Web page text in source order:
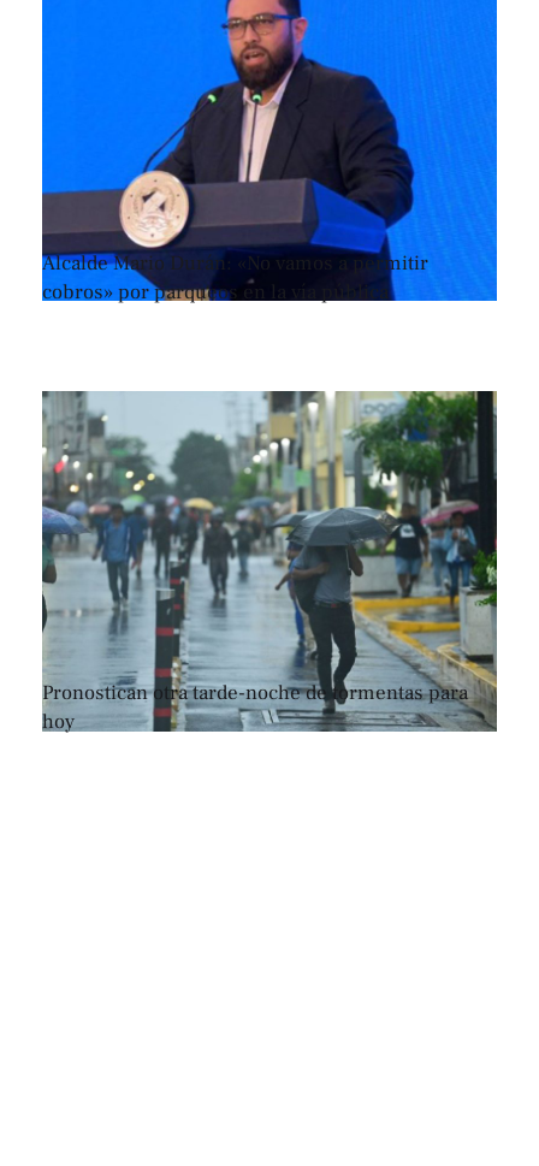
Alcalde Mario Durán: «No vamos a permitir
cobros» por parqueos en la vía pública
Pronostican otra tarde-noche de tormentas para
hoy